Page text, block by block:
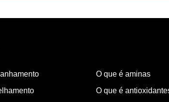
O que é aminas
O que é